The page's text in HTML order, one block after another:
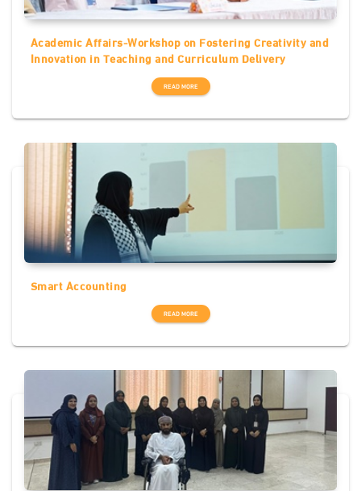
Academic Affairs-Workshop on Fostering Creativity and
Innovation in Teaching and Curriculum Delivery
READ MORE
Smart Accounting
READ MORE